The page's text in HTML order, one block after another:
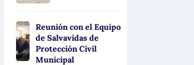
Reunión con el Equipo
de Salvavidas de
Protección Civil
Municipal